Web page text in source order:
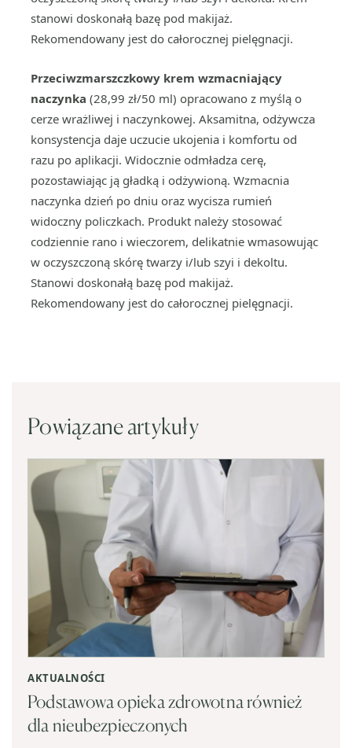
stanowi doskonałą bazę pod makijaż.
Rekomendowany jest do całorocznej pielęgnacji.
Przeciwzmarszczkowy krem wzmacniający
naczynka (28,99 zł/50 ml) opracowano z myślą o
cerze wrażliwej i naczynkowej. Aksamitna, odżywcza
konsystencja daje uczucie ukojenia i komfortu od
razu po aplikacji. Widocznie odmładza cerę,
pozostawiając ją gładką i odżywioną. Wzmacnia
naczynka dzień po dniu oraz wycisza rumień
widoczny policzkach. Produkt należy stosować
codziennie rano i wieczorem, delikatnie wmasowując
w oczyszczoną skórę twarzy i/lub szyi i dekoltu.
Stanowi doskonałą bazę pod makijaż.
Rekomendowany jest do całorocznej pielęgnacji.
Powiązane artykuły
AKTUALNOŚCI
Podstawowa opieka zdrowotna również
dla nieubezpieczonych